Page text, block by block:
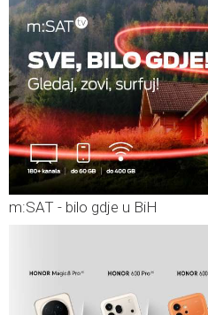
m:SAT - bilo gdje u BiH